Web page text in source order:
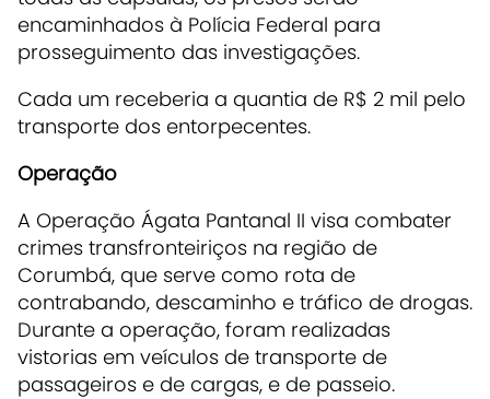
encaminhados à Polícia Federal para
prosseguimento das investigações.
Cada um receberia a quantia de R$ 2 mil pelo
transporte dos entorpecentes.
Operação
A Operação Ágata Pantanal II visa combater
crimes transfronteiriços na região de
Corumbá, que serve como rota de
contrabando, descaminho e tráfico de drogas.
Durante a operação, foram realizadas
vistorias em veículos de transporte de
passageiros e de cargas, e de passeio.